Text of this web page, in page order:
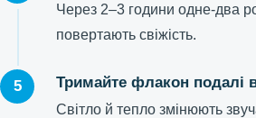
Через 2–3 години одне-два
повертають свіжість.
Тримайте флакон подалі
Світло й тепло змінюють